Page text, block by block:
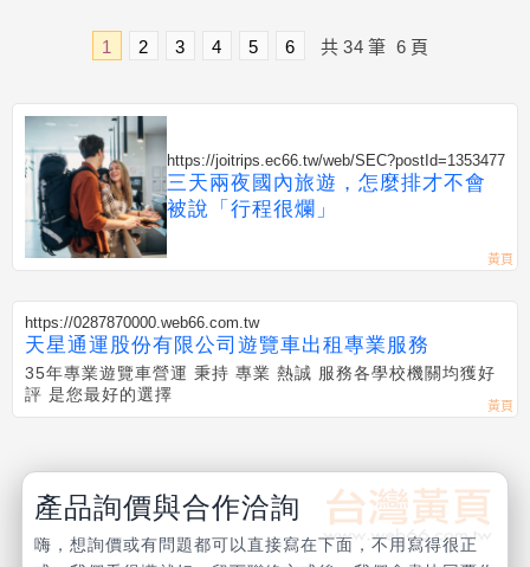
1 2 3 4 5 6 共 34 筆 6 頁
https://joitrips.ec66.tw/web/SEC?postId=1353477
三天兩夜國內旅遊，怎麼排才不會
被說「行程很爛」
https://0287870000.web66.com.tw
天星通運股份有限公司遊覽車出租專業服務
35年專業遊覽車營運 秉持 專業 熱誠 服務各學校機關均獲好
評 是您最好的選擇
產品詢價與合作洽詢
嗨，想詢價或有問題都可以直接寫在下面，不用寫得很正